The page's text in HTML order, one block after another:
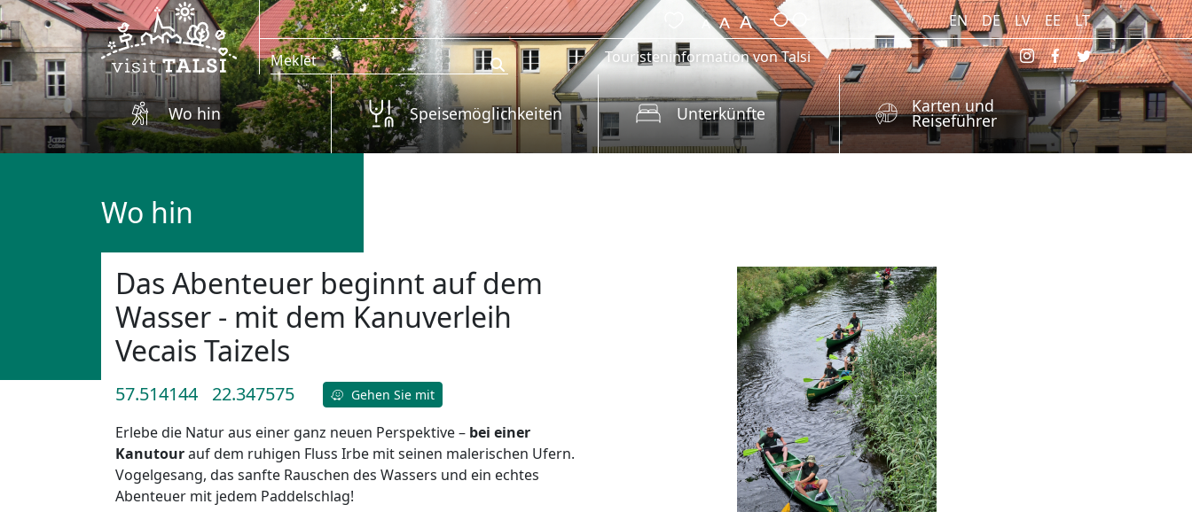
Zum Hauptinhalt springen
EN DE LV EE
LT
Touristeninformation von Talsi
Wo hin Speisemöglichkeiten Unterkünfte Karten und
Reiseführer
Wo hin
Das Abenteuer beginnt auf dem
Wasser - mit dem Kanuverleih
Vecais Taizels
57.514144 22.347575 Gehen Sie mit
Erlebe die Natur aus einer ganz neuen Perspektive – bei einer
Kanutourauf dem ruhigen Fluss Irbe mit seinen malerischen Ufern.
Vogelgesang, das sanfte Rauschen des Wassers und ein echtes
Abenteuer mit jedem Paddelschlag!